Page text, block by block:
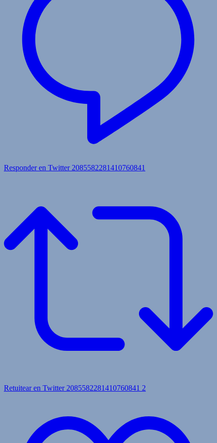
Responder en Twitter 2085582281410760841
Retuitear en Twitter 2085582281410760841 2